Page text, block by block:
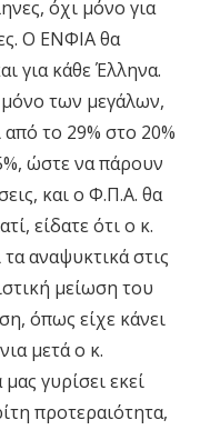
όχι μόνο για
Ο ΕΝΦΙΑ θα
για κάθε Έλληνα.
των μεγάλων,
το 29% στο 20%
ώστε να πάρουν
και ο Φ.Π.Α. θα
είδατε ότι ο κ.
αναψυκτικά στις
μείωση του
όπως είχε κάνει
μετά ο κ.
γυρίσει εκεί
προτεραιότητα,